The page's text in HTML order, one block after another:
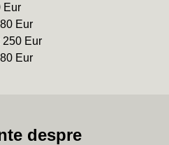
Eur
Eur
Eur
Eur
despre